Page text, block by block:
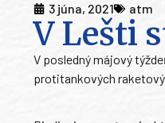
3 júna, 2021 atm
V Lešti
V posledný májový
protitankových